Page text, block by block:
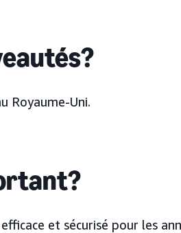
Royaume-Uni.
et sécurisé pour les